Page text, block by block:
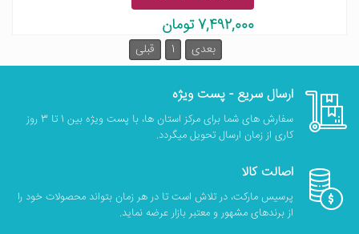
7,492,000 تومان
قبلی 1 بعدی
ارسال سریع - پست ویژه
سفارش های شما برای مرکز استان ها، با پست ویژه بین 1 تا 3 روز
کاری از زمان ارسال تحویل میگردد.
اصالت کالا
پرسیس مارکت، در تلاش است تا در هر زمان بتواند محصولات خود را
از برندهای مشهور و معتبر بازار عرضه نماید.